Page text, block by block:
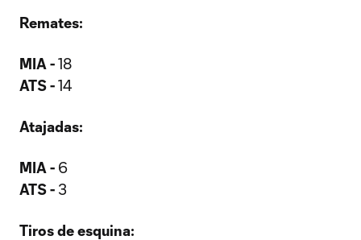
Remates:
MIA -18
ATS -14
Atajadas:
MIA - 6
ATS - 3
Tiros de esquina: